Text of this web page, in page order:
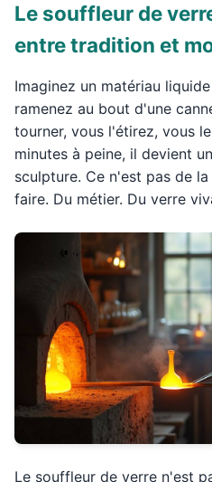
Le souffleur de
entre tradition et
Imaginez un matériau
ramenez au bout d'une
tourner, vous l'étirez, vous
minutes à peine, il devient
sculpture. Ce n'est pas de
faire. Du métier. Du verre
Le souffleur de verre n'est